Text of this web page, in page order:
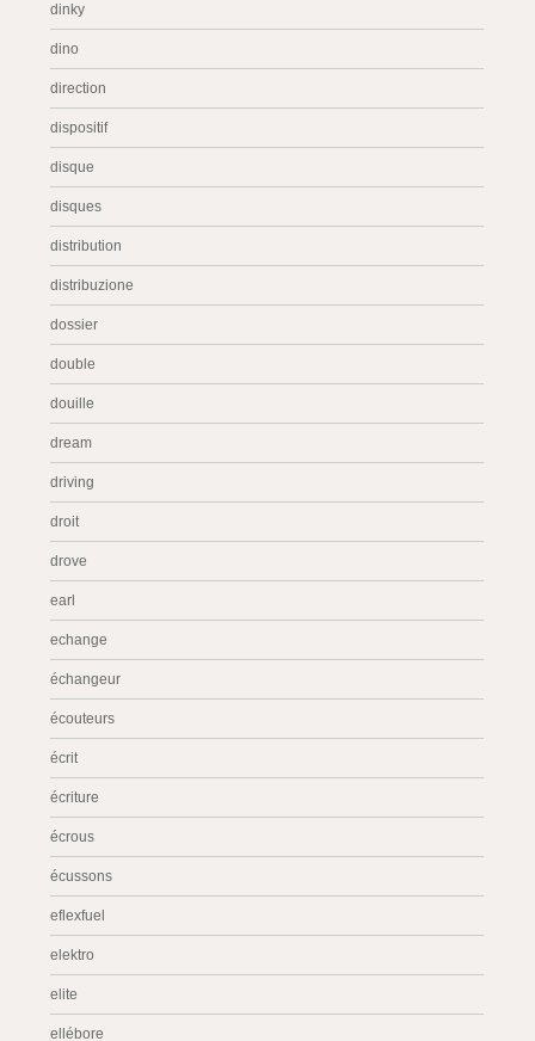
dinky
dino
direction
dispositif
disque
disques
distribution
distribuzione
dossier
double
douille
dream
driving
droit
drove
earl
echange
échangeur
écouteurs
écrit
écriture
écrous
écussons
eflexfuel
elektro
elite
ellébore